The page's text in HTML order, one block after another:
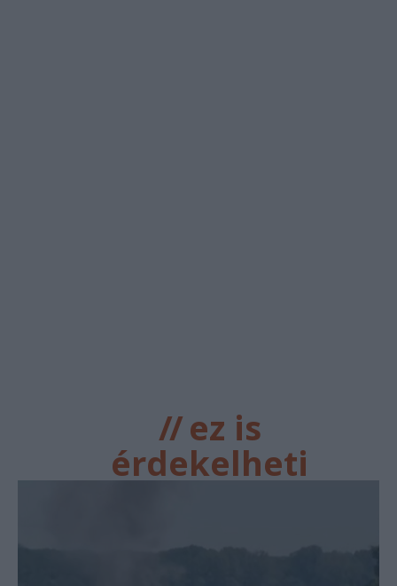
//ez is
érdekelheti